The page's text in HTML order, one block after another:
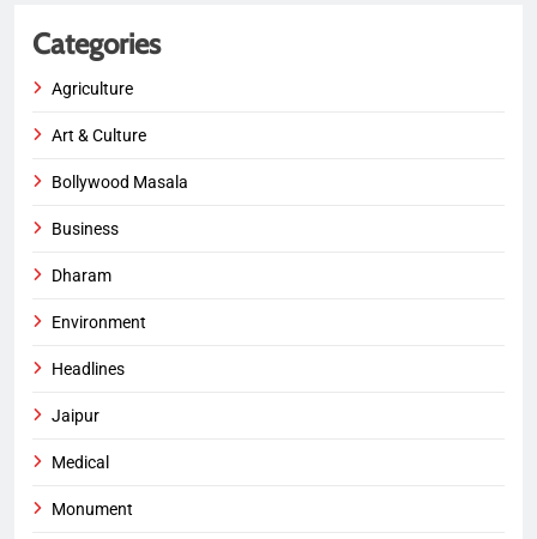
Categories
Agriculture
Art & Culture
Bollywood Masala
Business
Dharam
Environment
Headlines
Jaipur
Medical
Monument